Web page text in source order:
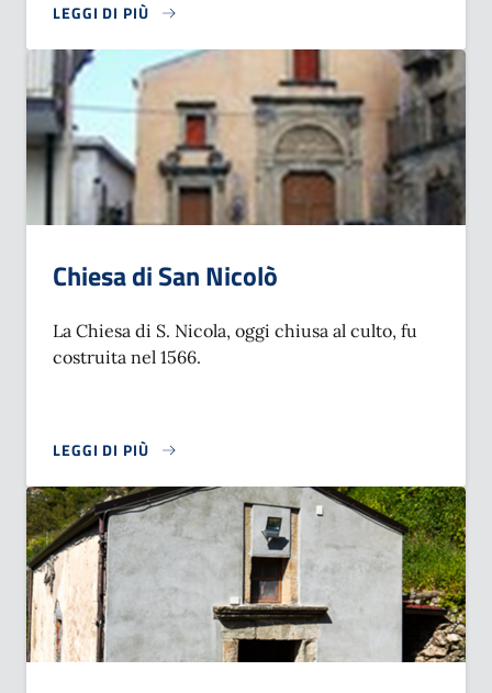
LEGGI DI PIÙ
SU CHIESA DI SAN FRANCESCO DI PAOLA
Chiesa di San Nicolò
La Chiesa di S. Nicola, oggi chiusa al culto, fu
costruita nel 1566.
LEGGI DI PIÙ
SU CHIESA DI SAN NICOLÒ